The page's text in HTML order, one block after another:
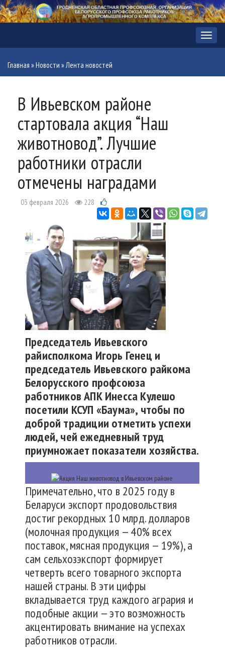
Меню
Главная »Новости »Лента новостей
В Ивьевском районе
стартовала акция “Наш
животновод”. Лучшие
работники отрасли
отмечены наградами
03 февраля 2026 228
Председатель Ивьевского
райисполкома Игорь Генец и
председатель Ивьевского райкома
Белорусского профсоюза
работников АПК Инесса Кулешо
посетили КСУП «Баума», чтобы по
доброй традиции отметить успехи
людей, чей ежедневный труд
приумножает показатели хозяйства.
Примечательно, что в 2025 году в
Беларуси экспорт продовольствия
достиг рекордных 10 млрд. долларов
(молочная продукция — 40% всех
поставок, мясная продукция — 19%), а
сам сельхозэкспорт формирует
четверть всего товарного экспорта
нашей страны. В эти цифры
вкладывается труд каждого агрария и
подобные акции — это возможность
акцентировать внимание на успехах
работников отрасли.